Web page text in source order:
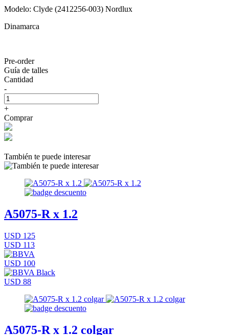
Modelo: Clyde (2412256-003) Nordlux
Dinamarca
Pre-order
Guía de talles
Cantidad
-
+
Comprar
También te puede interesar
A5075-R x 1.2
USD 125
USD 113
USD 100
USD 88
A5075-R x 1.2 colgar